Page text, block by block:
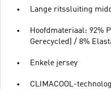
Lange ritssluiting
Hoofdmateriaal: 92%
Gerecycled) / 8%
Enkele jersey
CLIMACOOL-